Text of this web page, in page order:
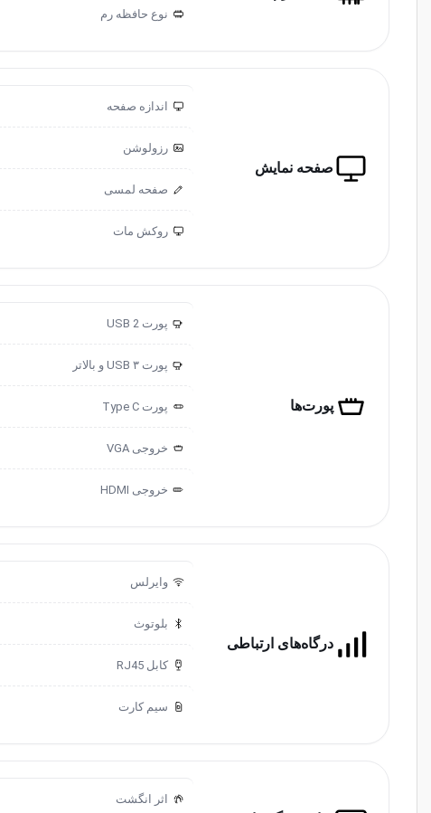
نوع حافظه رم
صفحه نمایش
اندازه صفحه
رزولوشن
صفحه لمسی
روکش مات
پورت‌ها
2.0 پورت USB 2
3.0 پورت USB ۳ و ‌‌بالاتر
پورت ‌‌Type C
خروجی ‌VGA
خروجی HDMI
درگاه‌های ارتباطی
وایرلس
بلوتوث
کابل RJ45
سیم کارت
اثر انگشت